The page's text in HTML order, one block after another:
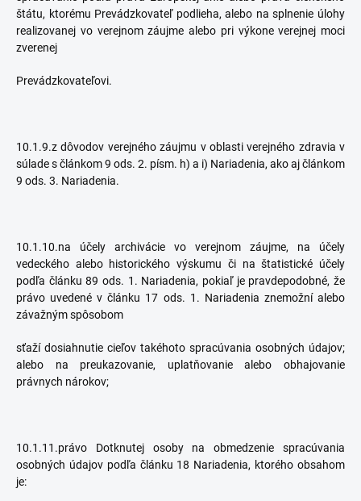
štátu, ktorému Prevádzkovateľ podlieha, alebo na splnenie úlohy
realizovanej vo verejnom záujme alebo pri výkone verejnej moci
zverenej
Prevádzkovateľovi.
10.1.9.z dôvodov verejného záujmu v oblasti verejného zdravia v
súlade s článkom 9 ods. 2. písm. h) a i) Nariadenia, ako aj článkom
9 ods. 3. Nariadenia.
10.1.10.na účely archivácie vo verejnom záujme, na účely
vedeckého alebo historického výskumu či na štatistické účely
podľa článku 89 ods. 1. Nariadenia, pokiaľ je pravdepodobné, že
právo uvedené v článku 17 ods. 1. Nariadenia znemožní alebo
závažným spôsobom
sťaží dosiahnutie cieľov takéhoto spracúvania osobných údajov;
alebo na preukazovanie, uplatňovanie alebo obhajovanie
právnych nárokov;
10.1.11.právo Dotknutej osoby na obmedzenie spracúvania
osobných údajov podľa článku 18 Nariadenia, ktorého obsahom
je: